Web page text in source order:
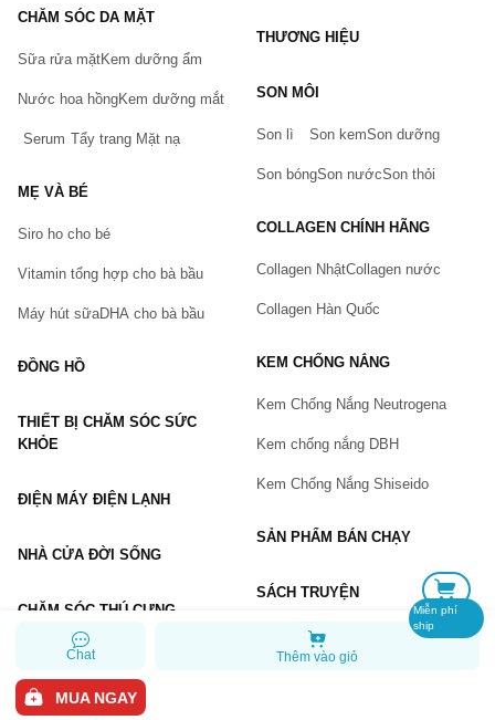
Chat Thêm vào giỏ
MUA NGAY
Miễn phí
ship
Bạn gặp vấn đề về sản phẩm hay mua hàng?
Hãy báo lỗi cho chúng tôi. Hoặc gọi cho chúng tôi qua số
Vấn đề(*)
GỬI BÁO LỖI
CHĂM SÓC DA MẶT
Sữa rửa mặtKem dưỡng ẩm
Nước hoa hồngKem dưỡng mắt
Serum Tẩy trang Mặt nạ
MẸ VÀ BÉ
Siro ho cho bé
Vitamin tổng hợp cho bà bầu
Máy hút sữaDHA cho bà bầu
ĐỒNG HỒ
THIẾT BỊ CHĂM SÓC SỨC
KHỎE
ĐIỆN MÁY ĐIỆN LẠNH
NHÀ CỬA ĐỜI SỐNG
CHĂM SÓC THÚ CƯNG
THƯƠNG HIỆU
SON MÔI
Son lì Son kemSon dưỡng
Son bóngSon nướcSon thỏi
COLLAGEN CHÍNH HÃNG
Collagen NhậtCollagen nước
Collagen Hàn Quốc
KEM CHỐNG NẮNG
Kem Chống Nắng Neutrogena
Kem chống nắng DBH
Kem Chống Nắng Shiseido
SẢN PHẨM BÁN CHẠY
SÁCH TRUYỆN